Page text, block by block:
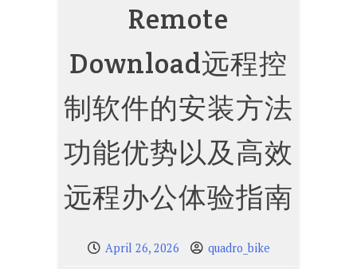
Remote
Download远程控
制软件的安装方法
功能优势以及高效
远程办公体验指南
April 26, 2026 quadro_bike